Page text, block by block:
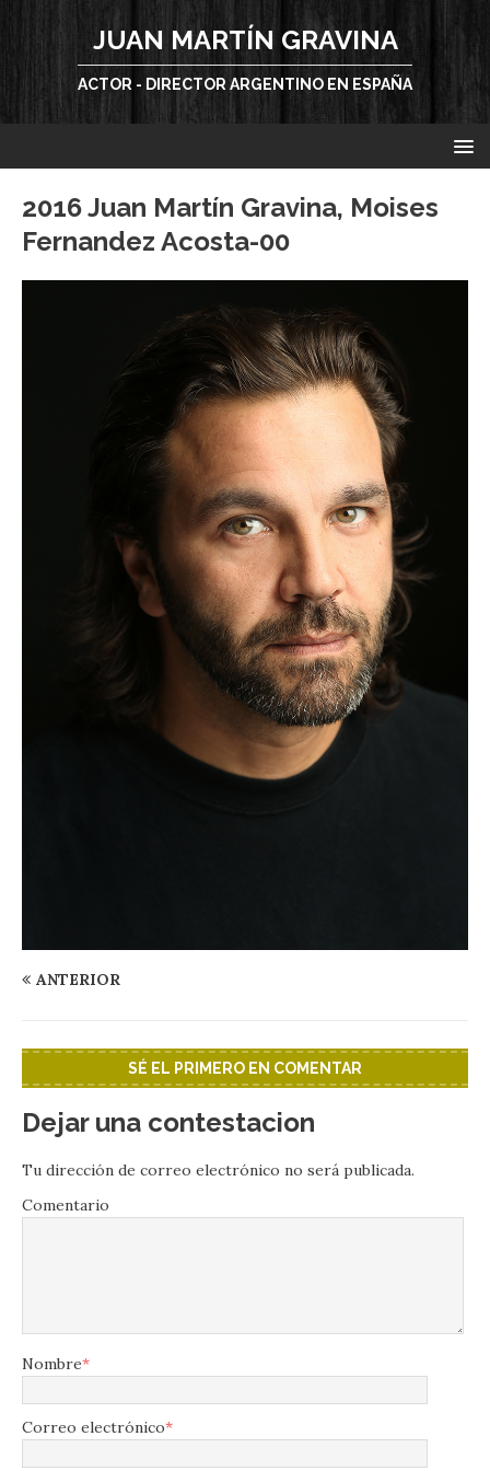
JUAN MARTÍN GRAVINA
ACTOR - DIRECTOR ARGENTINO EN ESPAÑA
2016 Juan Martín Gravina, Moises
Fernandez Acosta-00
ANTERIOR
SÉ EL PRIMERO EN COMENTAR
Dejar una contestacion
Tu dirección de correo electrónico no será publicada.
Comentario
Nombre*
Correo electrónico*